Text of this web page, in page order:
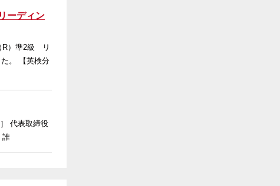
ーディン
R）準2級 リ
。 【英検分
代表取締役
誰